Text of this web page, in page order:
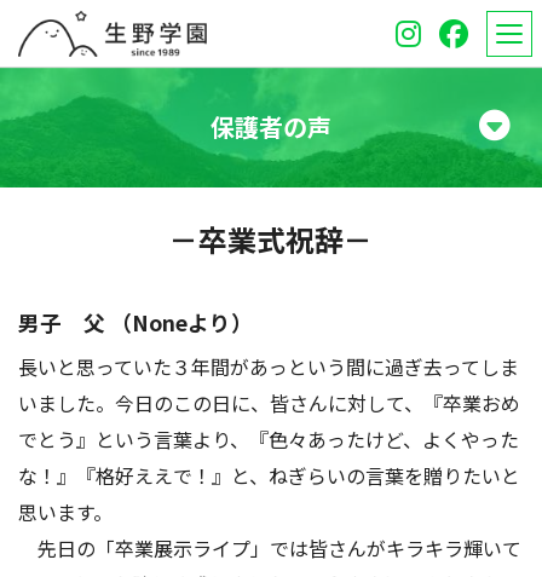
学校紹介
中学校
オープンスクール
保護者のみなさんへ
受験生のみなさんへ
アクセス お問い合わせ
保護者の声
－卒業式祝辞－
男子 父 （Noneより）
長いと思っていた３年間があっという間に過ぎ去ってしま
いました。今日のこの日に、皆さんに対して、『卒業おめ
でとう』という言葉より、『色々あったけど、よくやった
な！』『格好ええで！』と、ねぎらいの言葉を贈りたいと
思います。
先日の「卒業展示ライプ」では皆さんがキラキラ輝いて